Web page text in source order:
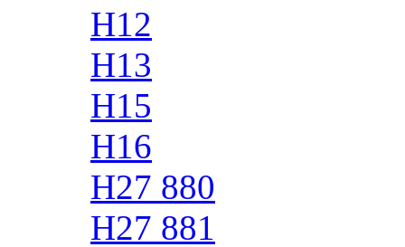
H12
H13
H15
H16
H27 880
H27 881